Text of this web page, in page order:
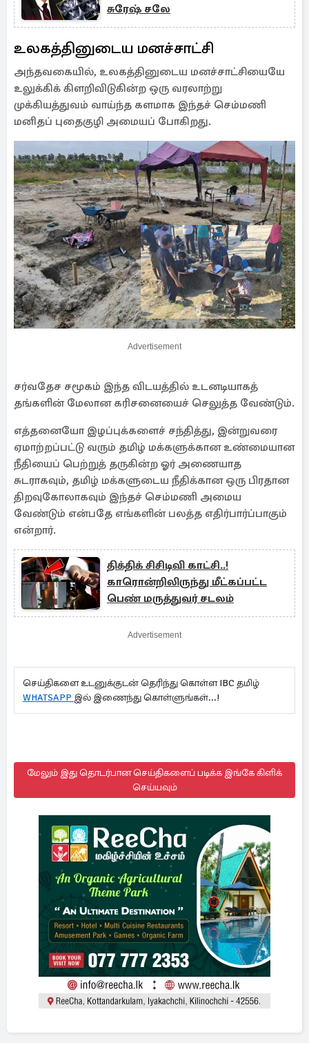
சுரேஷ் சலே
உலகத்தினுடைய மனச்சாட்சி
அந்தவகையில், உலகத்தினுடைய மனச்சாட்சியையே
உலுக்கிக் கிளறிவிடுகின்ற ஒரு வரலாற்று
முக்கியத்துவம் வாய்ந்த களமாக இந்தச் செம்மணி
மனிதப் புதைகுழி அமையப் போகிறது.
Advertisement
சர்வதேச சமூகம் இந்த விடயத்தில் உடனடியாகத்
தங்களின் மேலான கரிசனையைச் செலுத்த வேண்டும்.
எத்தனையோ இழப்புக்களைச் சந்தித்து, இன்றுவரை
ஏமாற்றப்பட்டு வரும் தமிழ் மக்களுக்கான உண்மையான
நீதியைப் பெற்றுத் தருகின்ற ஓர் அணையாத
சுடராகவும், தமிழ் மக்களுடைய நீதிக்கான ஒரு பிரதான
திறவுகோலாகவும் இந்தச் செம்மணி அமைய
வேண்டும் என்பதே எங்களின் பலத்த எதிர்பார்ப்பாகும்
என்றார்.
திக்திக் சிசிடிவி காட்சி..!
காரொன்றிலிருந்து மீட்கப்பட்ட
பெண் மருத்துவர் சடலம்
Advertisement
செய்திகளை உடனுக்குடன் தெரிந்து கொள்ள IBC தமிழ்
WHATSAPP இல் இணைந்து கொள்ளுங்கள்...!
மேலும் இது தொடர்பான செய்திகளைப் படிக்க இங்கே கிளிக்
செய்யவும்